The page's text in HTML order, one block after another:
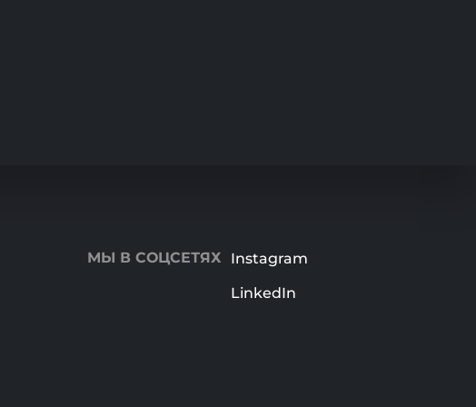
МЫ В СОЦСЕТЯХ
Instagram
LinkedIn